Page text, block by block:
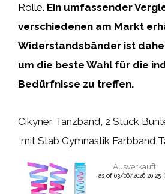
Rolle. Ein umfassender
verschiedenen am Markt
Widerstandsbänder ist
um die beste Wahl für die
Bedürfnisse zu treffen.
Cikyner Tanzband, 2 Stück
mit Stab Gymnastik Farbband
Ausverkauft
as of 03/06/2026 20:25